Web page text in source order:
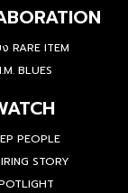
RARE ITEM
BLUES
PEOPLE
STORY